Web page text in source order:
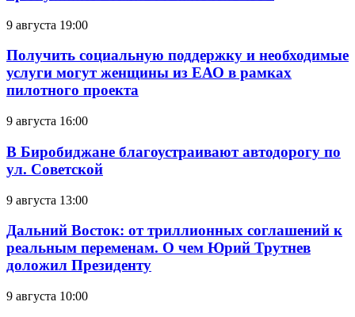
9 августа 19:00
Получить социальную поддержку и необходимые
услуги могут женщины из ЕАО в рамках
пилотного проекта
9 августа 16:00
В Биробиджане благоустраивают автодорогу по
ул. Советской
9 августа 13:00
Дальний Восток: от триллионных соглашений к
реальным переменам. О чем Юрий Трутнев
доложил Президенту
9 августа 10:00